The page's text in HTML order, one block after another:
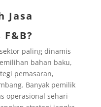
Jasa
paling dinamis
bahan baku,
pemasaran,
Banyak pemilik
operasional sehari-